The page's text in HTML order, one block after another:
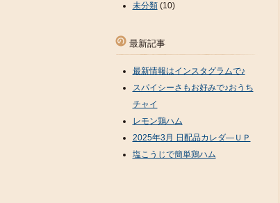
未分類(10)
最新記事
最新情報はインスタグラムで♪
スパイシーさもお好みで♪おうち
チャイ
レモン鶏ハム
2025年3月 日配品カレダ―ＵＰ
塩こうじで簡単鶏ハム